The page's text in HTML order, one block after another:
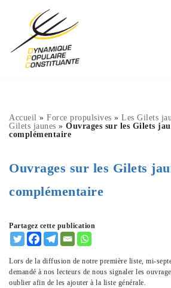
contenu
Accueil » Force propulsives » Les Gilets
Gilets jaunes » Ouvrages sur les Gilets
complémentaire
Ouvrages sur les Gilets
complémentaire
Partagez cette publication
Lors de la diffusion de notre première liste, mi-
demandé à nos lecteurs de nous signaler les
oublier afin de les ajouter à la liste générale.